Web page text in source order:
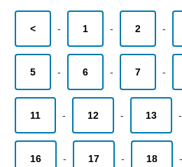
< - 1 - 2 -
5 - 6 - 7 -
11 - 12 - 13 -
16 - 17 - 18 -